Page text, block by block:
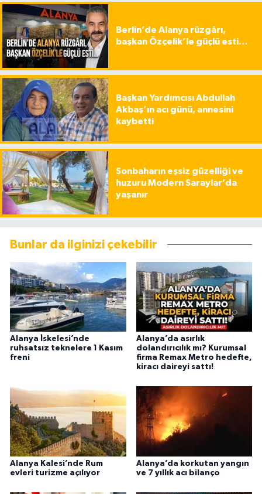
Berlin’de Alanya rüzgârı,
başkan Özçelik’le güçlü esti…
Başkan Yardımcısı Abdullah
Akbaş’ın acı günü, annesini
kaybetti
Sonbaharın eşsiz güzelliği ve
huzuru Modern Saraylar’da
yaşanır
Bunlar da ilginizi çekebilir
Alanya İskelesi’nde
ruhsatsız teknelere 1 Kasım
freni
Alanya’da asırlık
dolandırıcılık mı? Kurumsal
firma Remax Metro hedefte,
kiracı daireyi sattı!
Alanya Kalesi’nde Rum
evleri turizme açılıyor
Alanya’da korkutan yangın
ve 7 yıllık acı bilanço